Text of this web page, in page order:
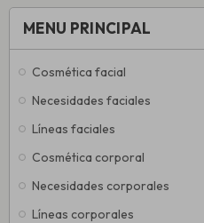
MENU PRINCIPAL
Cosmética facial
Necesidades faciales
Líneas faciales
Cosmética corporal
Necesidades corporales
Líneas corporales